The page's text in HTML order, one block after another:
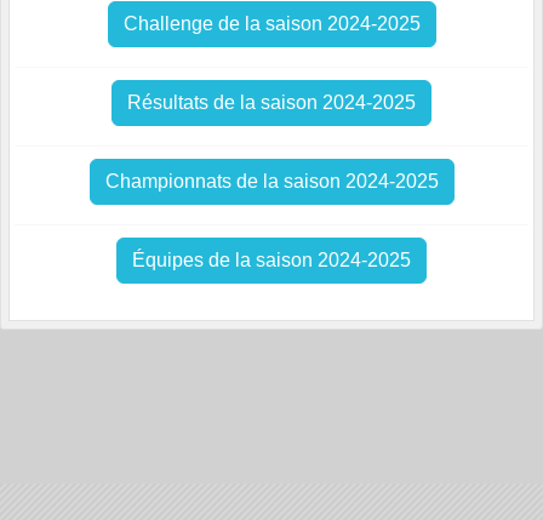
Challenge de la saison 2024-2025
Résultats de la saison 2024-2025
Championnats de la saison 2024-2025
Équipes de la saison 2024-2025